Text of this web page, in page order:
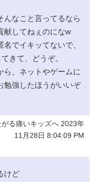
んなこと言ってるなら
献してねぇのになw
でイキッてないで、
きて、どうぞ。
ら、ネットやゲームに
勉強したほうがいいぞ
る痛いキッズへ 2023年
11月28日 8:04:09 PM
けど